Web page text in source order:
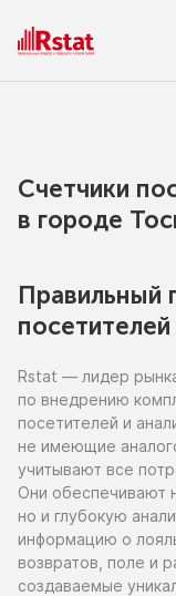
Счетчики
в городe
Правильный
посетителей
Rstat — лидер
по внедрению
посетителей и
не имеющие
учитывают все
Они обеспечивают
но и глубокую
информацию о
возвратов, поле и
создаваемые